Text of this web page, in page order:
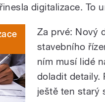
digitalizace. To
Za prvé: Nový
stavebního
ním musí lidé
doladit detaily.
ještě ten starý